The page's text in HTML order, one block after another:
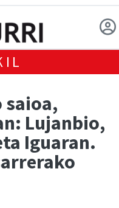
Lujanbio,
Iguaran.